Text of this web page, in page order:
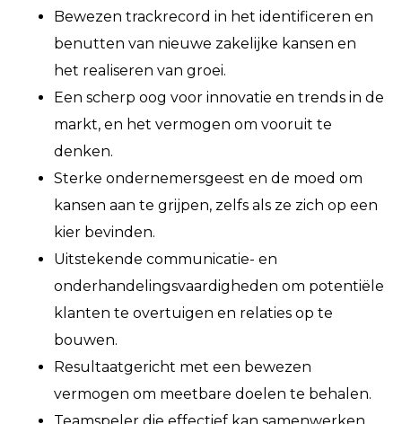
Bewezen trackrecord in het identificeren en
benutten van nieuwe zakelijke kansen en
het realiseren van groei.
Een scherp oog voor innovatie en trends in de
markt, en het vermogen om vooruit te
denken.
Sterke ondernemersgeest en de moed om
kansen aan te grijpen, zelfs als ze zich op een
kier bevinden.
Uitstekende communicatie- en
onderhandelingsvaardigheden om potentiële
klanten te overtuigen en relaties op te
bouwen.
Resultaatgericht met een bewezen
vermogen om meetbare doelen te behalen.